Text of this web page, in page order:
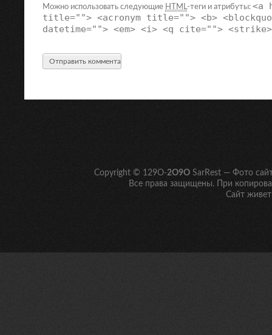
Можно использовать следующие HTML-теги и атрибуты: <a
title=""> <acronym title=""> <b>
datetime=""> <em> <i> <q cite="">
Copyright © 129O-2O9O SarRest — Фото
Все права защищены. При
Сайт живет